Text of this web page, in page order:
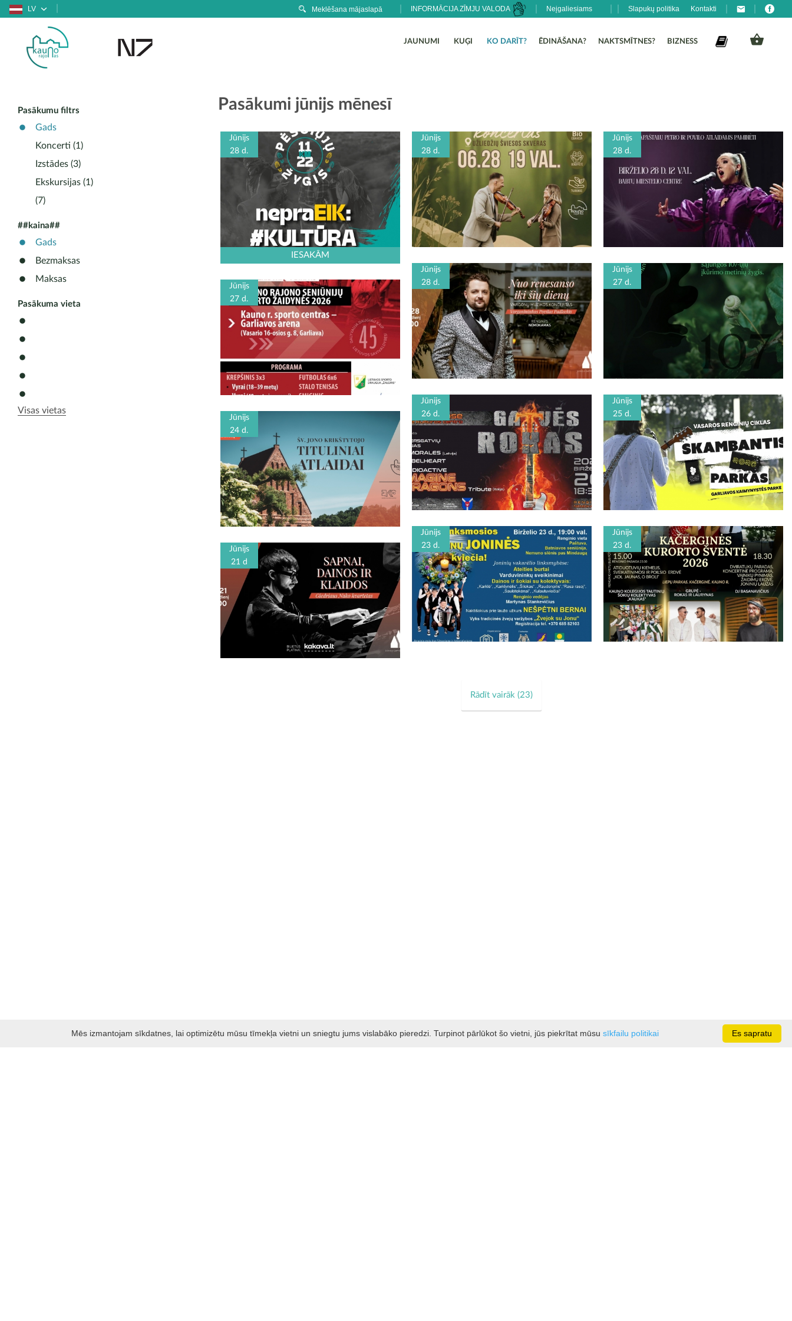
LV Slapukų politika Kontakti
Neįgaliesiams
INFORMĀCIJA ZĪMJU VALODA
JAUNUMI KUĢI KO DARĪT? ĒDINĀŠANA? NAKTSMĪTNES? BIZNESS
Pasākumu filtrs
Gads
Koncerti (1)
Izstādes (3)
Ekskursijas (1)
(7)
##kaina##
Gads
Bezmaksas
Maksas
Pasākuma vieta
Visas vietas
Pasākumi jūnijs mēnesī
Jūnijs
28 d.
IESAKĀM
Jūnijs
28 d.
Jūnijs
28 d.
Jūnijs
28 d.
Jūnijs
27 d.
Jūnijs
27 d.
Jūnijs
26 d.
Jūnijs
25 d.
Jūnijs
24 d.
Jūnijs
23 d.
Jūnijs
23 d.
Jūnijs
21 d
Rādīt vairāk (23)
Es sapratu
Mēs izmantojam sīkdatnes, lai optimizētu mūsu tīmekļa vietni un sniegtu jums vislabāko pieredzi. Turpinot pārlūkot šo vietni, jūs piekrītat mūsu sīkfailu politikai